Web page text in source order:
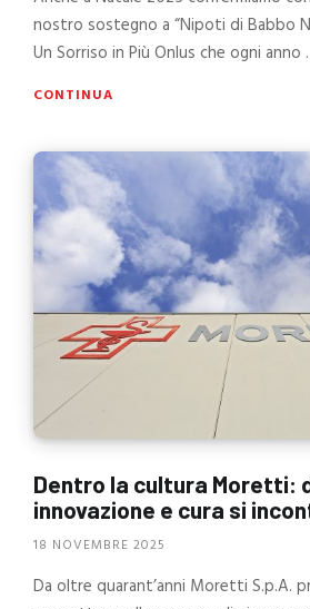
nostro sostegno a “Nipoti di Babbo
Un Sorriso in Più Onlus che ogni anno
CONTINUA
Dentro la cultura Moretti:
innovazione e cura si
18 NOVEMBRE 2025
Da oltre quarant’anni Moretti S.p.A.